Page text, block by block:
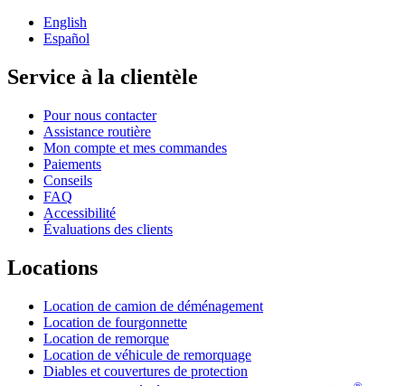
English
Español
Service à la clientèle
Pour nous contacter
Assistance routière
Mon compte et mes commandes
Paiements
Conseils
FAQ
Accessibilité
Évaluations des clients
Locations
Location de camion de déménagement
Location de fourgonnette
Location de remorque
Location de véhicule de remorquage
Diables et couvertures de protection